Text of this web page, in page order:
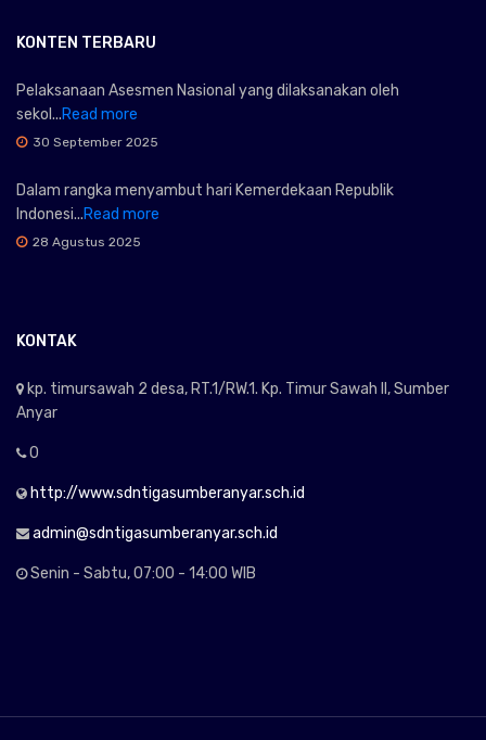
KONTEN TERBARU
Pelaksanaan Asesmen Nasional yang dilaksanakan oleh
sekol...Read more
30 September 2025
Dalam rangka menyambut hari Kemerdekaan Republik
Indonesi...Read more
28 Agustus 2025
KONTAK
kp. timursawah 2 desa, RT.1/RW.1. Kp. Timur Sawah II, Sumber
Anyar
0
http://www.sdntigasumberanyar.sch.id
admin@sdntigasumberanyar.sch.id
Senin - Sabtu, 07:00 - 14:00 WIB